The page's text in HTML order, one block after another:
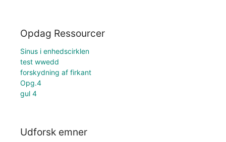
Opdag Ressourcer
Sinus i enhedscirklen
test wwedd
forskydning af firkant
Opg.4
gul 4
Udforsk emner